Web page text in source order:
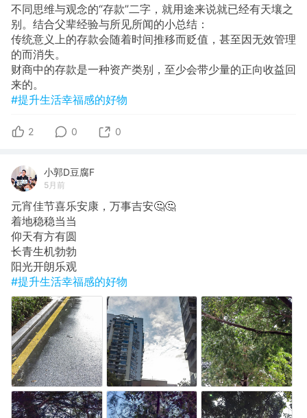
不同思维与观念的“存款”二字，就用途来说就已经有天壤之
别。结合父辈经验与所见所闻的小总结：
传统意义上的存款会随着时间推移而贬值，甚至因无效管理
的而消失。
财商中的存款是一种资产类别，至少会带少量的正向收益回
来的。
#提升生活幸福感的好物
2 0 0
小郭D豆腐F
5月前
​元宵佳节喜乐安康，万事吉安🤔🤔
着地稳稳当当
​仰天有方有圆
长青​生机勃勃
​阳光开朗乐观
#提升生活幸福感的好物